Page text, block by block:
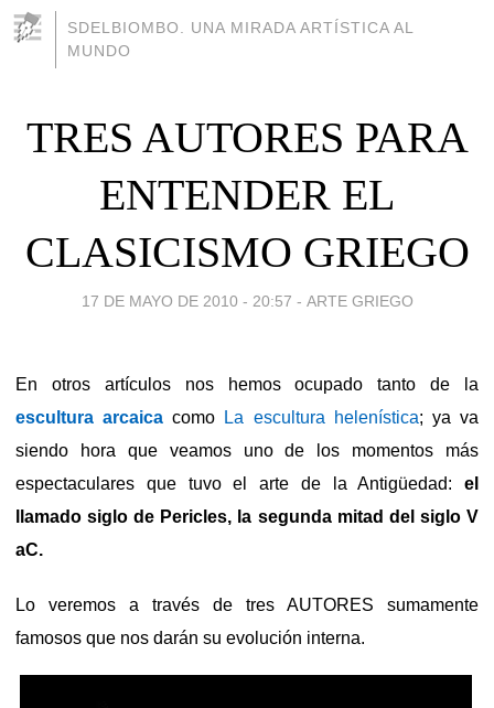
SDELBIOMBO. UNA MIRADA ARTÍSTICA AL
MUNDO
TRES AUTORES PARA
ENTENDER EL
CLASICISMO GRIEGO
17 DE MAYO DE 2010 - 20:57 - ARTE GRIEGO
En otros artículos nos hemos ocupado tanto de la
escultura arcaica como La escultura helenística; ya va
siendo hora que veamos uno de los momentos más
espectaculares que tuvo el arte de la Antigüedad: el
llamado siglo de Pericles, la segunda mitad del siglo V
aC.
Lo veremos a través de tres AUTORES sumamente
famosos que nos darán su evolución interna.